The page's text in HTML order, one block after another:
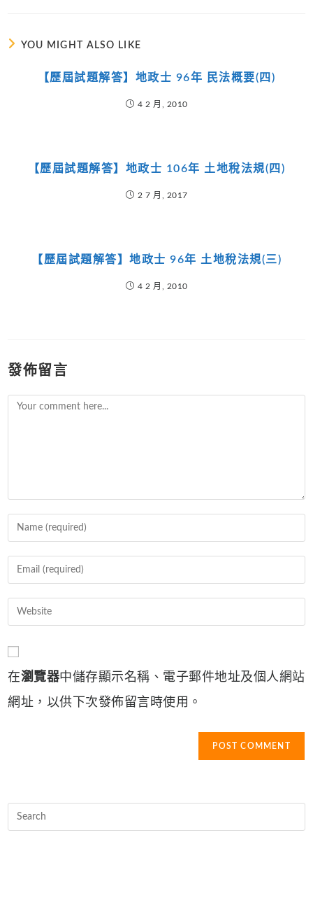
YOU MIGHT ALSO LIKE
【歷屆試題解答】地政士 96年 民法概要(四)
4 2 月, 2010
【歷屆試題解答】地政士 106年 土地稅法規(四)
2 7 月, 2017
【歷屆試題解答】地政士 96年 土地稅法規(三)
4 2 月, 2010
發佈留言
Comment
Enter
your
or
username
Enter
your
address
Enter
your
website
(optional)
在瀏覽器中儲存顯示名稱、電子郵件地址及個人網站
網址，以供下次發佈留言時使用。